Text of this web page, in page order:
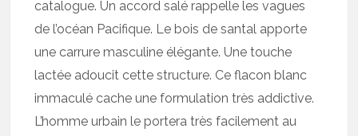
catalogue. Un accord salé rappelle les vagues
de l’océan Pacifique. Le bois de santal apporte
une carrure masculine élégante. Une touche
lactée adoucit cette structure. Ce flacon blanc
immaculé cache une formulation très addictive.
L’homme urbain le portera très facilement au